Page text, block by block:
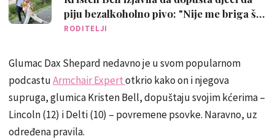
piju bezalkoholno pivo: "Nije me briga što
drugi misle"
RODITELJI
Glumac Dax Shepard nedavno je u svom popularnom
podcastuArmchair Expertotkrio kako on i njegova
supruga, glumica Kristen Bell, dopuštaju svojim kćerima –
Lincoln (12) i Delti (10) – povremene psovke. Naravno, uz
određena pravila.